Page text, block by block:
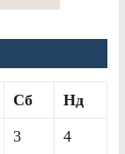
Сб Нд
3 4